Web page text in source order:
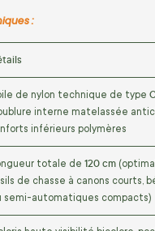
:
de nylon technique de type
interne matelassée
inférieurs polymères
totale de 120 cm
de chasse à canons courts,
semi-automatiques compacts)